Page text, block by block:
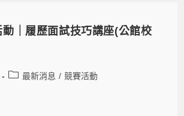
｜履歷面試技巧講座(公館校
最新消息 / 競賽活動